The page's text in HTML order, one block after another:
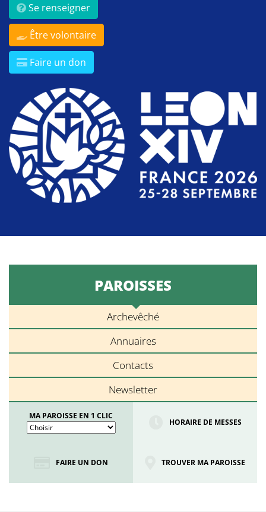
Se renseigner
Être volontaire
Faire un don
PAROISSES
Archevêché
Annuaires
Contacts
Newsletter
MA PAROISSE EN 1 CLIC
HORAIRE DE MESSES
FAIRE UN DON TROUVER MA PAROISSE